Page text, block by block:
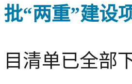
批“两重”建设
目清单已全部